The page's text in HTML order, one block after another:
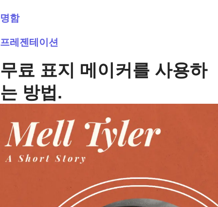
명함
프레젠테이션
무료 표지 메이커를 사용하
는 방법.